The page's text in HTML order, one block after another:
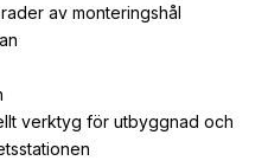
av monteringshål
verktyg för utbyggnad och